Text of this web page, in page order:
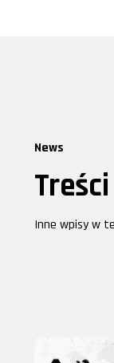
News
Inne wpisy w